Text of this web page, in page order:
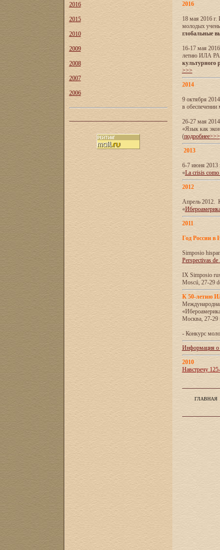
2016
2015
2010
2009
2008
2007
2006
2016
18 мая 2016 г.
молодых
глобальные
16-17 мая
летию ИЛА
культурного
>>>
2014
9 октября
в обеспечении
26-27 мая
«Язык как
(подробнее>>>
2013
6-7 июня 2013
«La crisis como
2012
Апрель 2012.
«
2011
Год России в
Simposio
Perspectivas
IX Simposio
Moscú, 27-29
К 50-летию
Москва, 27-29
- Конкурс
Информация о
2010
Навстречу
ГЛАВНАЯ